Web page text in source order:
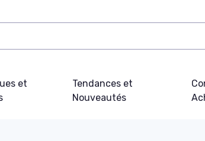
et
Tendances et
Nouveautés